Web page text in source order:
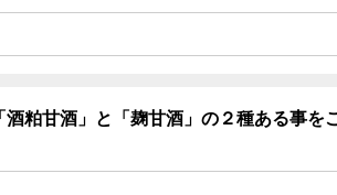
粕甘酒」と「麹甘酒」の２種ある事を